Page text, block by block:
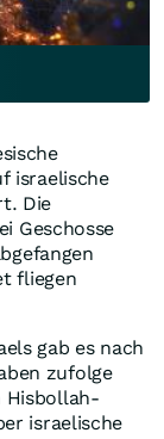
israelische
Die
Geschosse
fliegen
gab es nach
zufolge
Hisbollah-
israelische